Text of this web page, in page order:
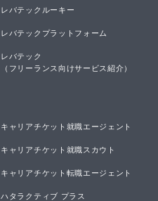
レバテックルーキー
レバテックプラットフォーム
レバテック
（フリーランス向けサービス紹介）
キャリアチケット就職エージェント
キャリアチケット就職スカウト
キャリアチケット転職エージェント
ハタラクティブ プラス